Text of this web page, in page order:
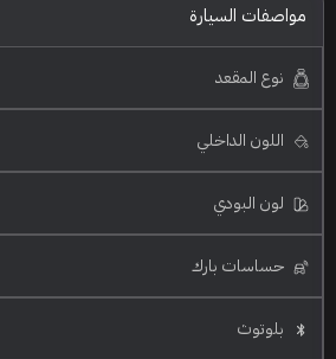
مواصفات السيارة
نوع المقعد
اللون الداخلي
لون البودي
حساسات بارك
بلوتوث